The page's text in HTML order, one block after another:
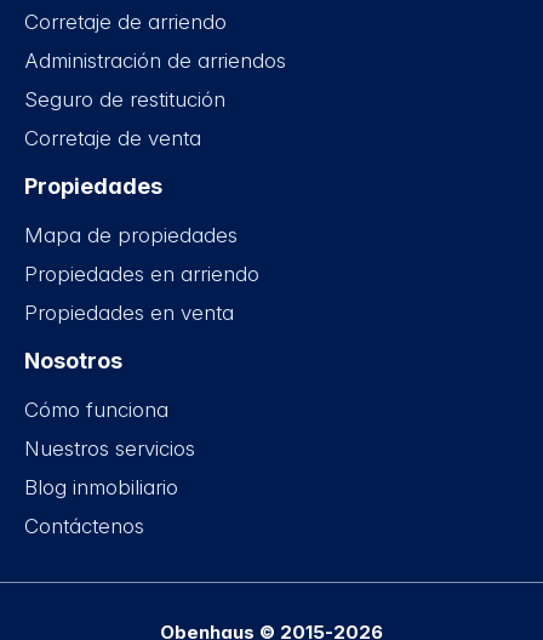
Corretaje de arriendo
Administración de arriendos
Seguro de restitución
Corretaje de venta
Propiedades
Mapa de propiedades
Propiedades en arriendo
Propiedades en venta
Nosotros
Cómo funciona
Nuestros servicios
Blog inmobiliario
Contáctenos
Obenhaus © 2015-2026